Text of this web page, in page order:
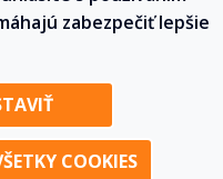
zabezpečiť lepšie
COOKIES